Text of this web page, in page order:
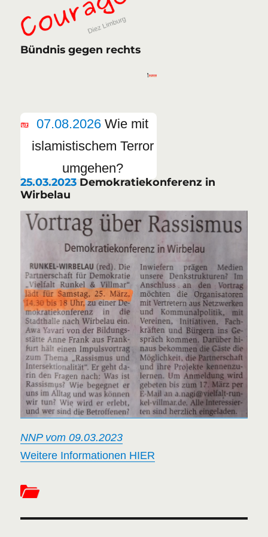
Bündnis gegen rechts
07.08.2026 Wie mit
islamistischem Terror
umgehen?
25.03.2023 Demokratiekonferenz in
Wirbelau
NNP vom 09.03.2023
Weitere Informationen HIER